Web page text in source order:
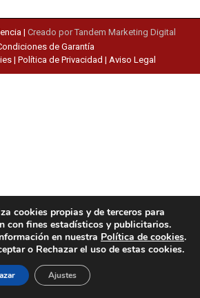
| Creado por Tandem Marketing Digital
de Garantía
| Política de Privacidad | Aviso Legal
cookies propias y de terceros para
con fines estadísticos y publicitarios.
en nuestra Política de cookies.
o Rechazar el uso de estas cookies.
Ajustes